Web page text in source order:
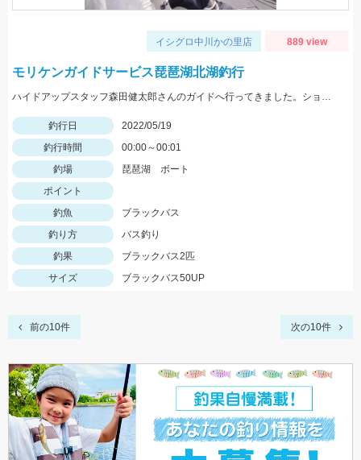
イシグロ中川かの里店 889 view
モリケンガイドサービス琵琶湖北湖釣行
ハイドアップスタッフ森田健太郎さんのガイドへ行ってきました。ショットワッキーを使用して釣りました。
釣行日
2022/05/19
釣行時間
00:00～00:01
釣場
琵琶湖 ボート
ポイント
釣魚
ブラックバス
釣り方
バス釣り
釣果
ブラックバス2匹
サイズ
ブラックバス50UP
前の10件 次の10件